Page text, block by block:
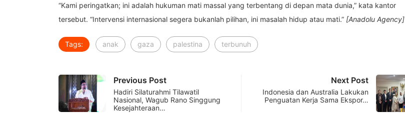
“Kami peringatkan; ini adalah hukuman mati massal yang terbentang di depan mata dunia,” kata kantor
tersebut. “Intervensi internasional segera bukanlah pilihan, ini masalah hidup atau mati.” [Anadolu Agency]
Tags: anak gaza palestina terbunuh
Previous Post
Hadiri Silaturahmi Tilawatil
Nasional, Wagub Rano Singgung
Kesejahteraan…
Next Post
Indonesia dan Australia Lakukan
Penguatan Kerja Sama Ekspor…